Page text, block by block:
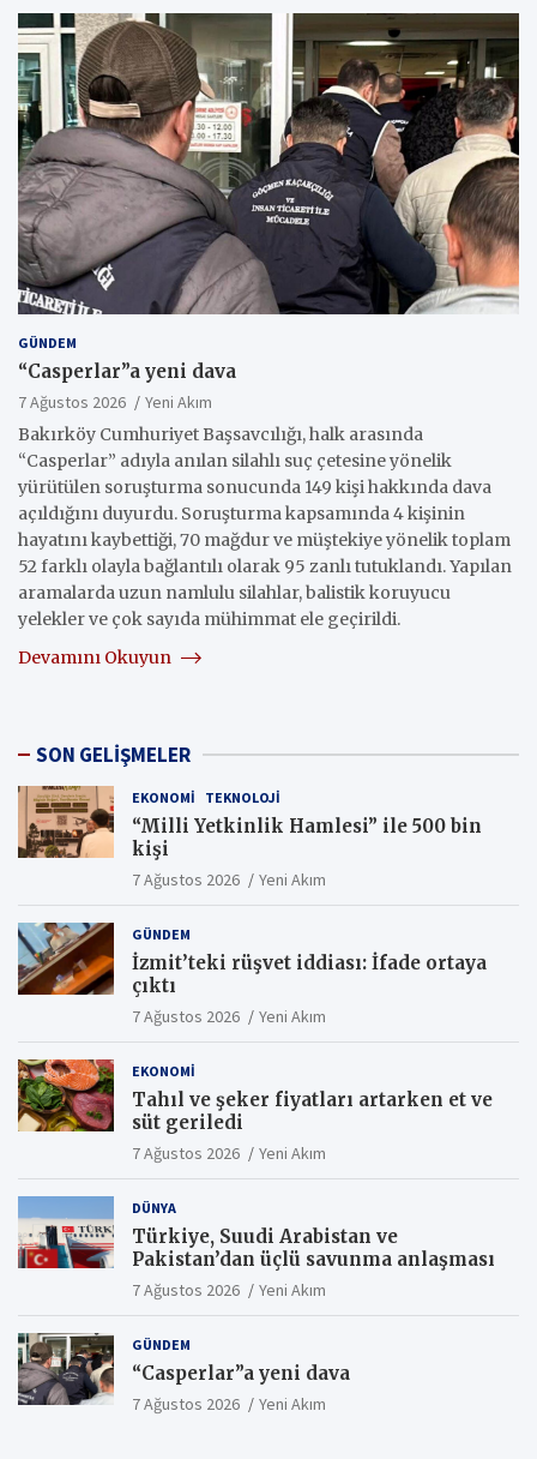
GÜNDEM
“Casperlar”a yeni dava
7 Ağustos 2026
Yeni Akım
Bakırköy Cumhuriyet Başsavcılığı, halk arasında
“Casperlar” adıyla anılan silahlı suç çetesine yönelik
yürütülen soruşturma sonucunda 149 kişi hakkında dava
açıldığını duyurdu. Soruşturma kapsamında 4 kişinin
hayatını kaybettiği, 70 mağdur ve müştekiye yönelik toplam
52 farklı olayla bağlantılı olarak 95 zanlı tutuklandı. Yapılan
aramalarda uzun namlulu silahlar, balistik koruyucu
yelekler ve çok sayıda mühimmat ele geçirildi.
Devamını Okuyun
SON GELİŞMELER
EKONOMI TEKNOLOJI
“Milli Yetkinlik Hamlesi” ile 500 bin
kişi
7 Ağustos 2026 Yeni Akım
GÜNDEM
İzmit’teki rüşvet iddiası: İfade ortaya
çıktı
7 Ağustos 2026 Yeni Akım
EKONOMI
Tahıl ve şeker fiyatları artarken et ve
süt geriledi
7 Ağustos 2026 Yeni Akım
DÜNYA
Türkiye, Suudi Arabistan ve
Pakistan’dan üçlü savunma anlaşması
7 Ağustos 2026 Yeni Akım
GÜNDEM
“Casperlar”a yeni dava
7 Ağustos 2026 Yeni Akım